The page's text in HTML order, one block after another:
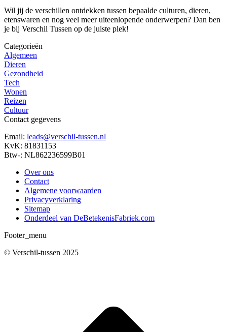
Wil jij de verschillen ontdekken tussen bepaalde culturen, dieren,
etenswaren en nog veel meer uiteenlopende onderwerpen? Dan ben
je bij Verschil Tussen op de juiste plek!
Categorieën
Algemeen
Dieren
Gezondheid
Tech
Wonen
Reizen
Cultuur
Contact gegevens
Email: leads@verschil-tussen.nl
KvK: 81831153
Btw-: NL862236599B01
Over ons
Contact
Algemene voorwaarden
Privacyverklaring
Sitemap
Onderdeel van DeBetekenisFabriek.com
Footer_menu
© Verschil-tussen 2025